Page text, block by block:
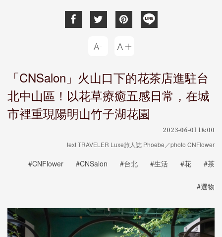
「CNSalon」火山口下的花茶店進駐台
北中山區！以花草療癒五感日常，在城
市裡重現陽明山竹子湖花園
2023-06-01 18:00
text TRAVELER Luxe旅人誌 Phoebe／photo CNFlower
#CNFlower #CNSalon #台北 #生活 #花 #茶
#選物